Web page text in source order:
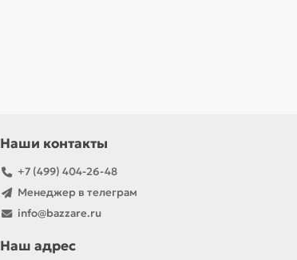
Наши контакты
+7 (499) 404-26-48
Менеджер в телеграм
info@bazzare.ru
Наш адрес